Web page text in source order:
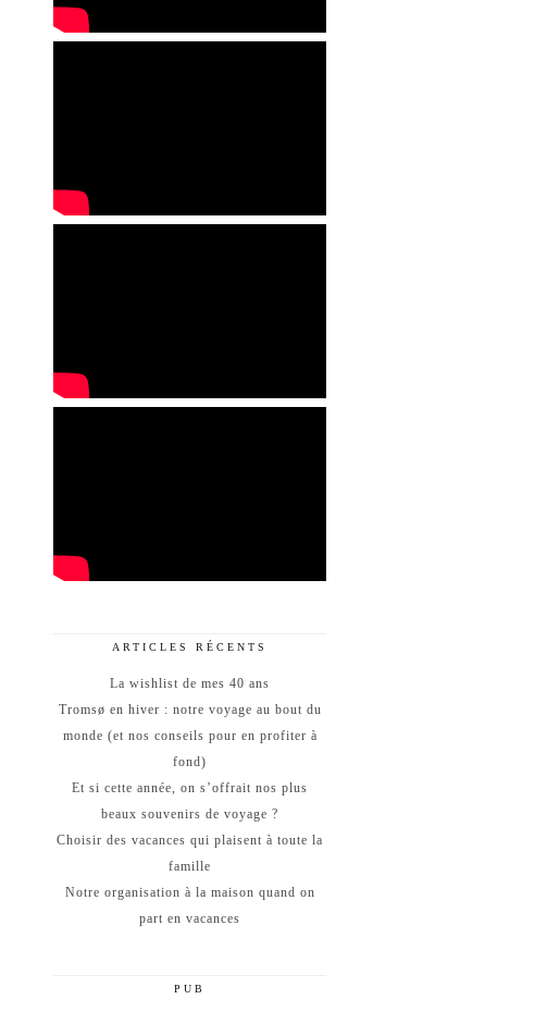
ARTICLES RÉCENTS
La wishlist de mes 40 ans
Tromsø en hiver : notre voyage au bout du
monde (et nos conseils pour en profiter à
fond)
Et si cette année, on s’offrait nos plus
beaux souvenirs de voyage ?
Choisir des vacances qui plaisent à toute la
famille
Notre organisation à la maison quand on
part en vacances
PUB